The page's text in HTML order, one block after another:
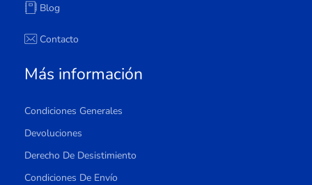
Blog
Contacto
Más información
Condiciones Generales
Devoluciones
Derecho De Desistimiento
Condiciones De Envío